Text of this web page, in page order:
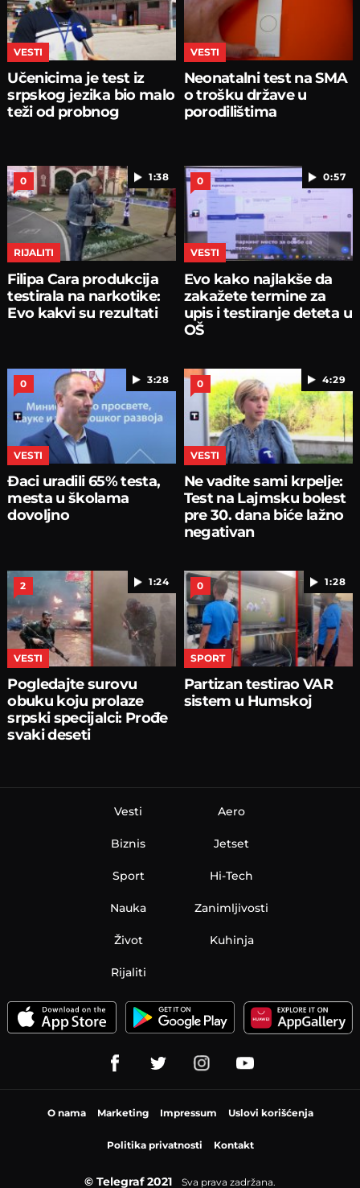
VESTI
Učenicima je test iz
srpskog jezika bio malo
teži od probnog
VESTI
Neonatalni test na SMA
o trošku države u
porodilištima
1:38
0
RIJALITI
Filipa Cara produkcija
testirala na narkotike:
Evo kakvi su rezultati
0:57
0
VESTI
Evo kako najlakše da
zakažete termine za
upis i testiranje deteta u
OŠ
3:28
0
VESTI
Ðaci uradili 65% testa,
mesta u školama
dovoljno
4:29
0
VESTI
Ne vadite sami krpelje:
Test na Lajmsku bolest
pre 30. dana biće lažno
negativan
1:24
2
VESTI
Pogledajte surovu
obuku koju prolaze
srpski specijalci: Prođe
svaki deseti
1:28
0
SPORT
Partizan testirao VAR
sistem u Humskoj
Vesti
Biznis
Sport
Nauka
Aero
Jetset
Hi-Tech
Zanimljivosti
Život Kuhinja
Rijaliti
O nama Marketing Impressum Uslovi korišćenja
Politika privatnosti Kontakt
© Telegraf 2021 Sva prava zadržana.